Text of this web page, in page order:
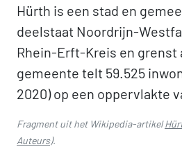
Hürth is een stad en
deelstaat Noordrijn-
Rhein-Erft-Kreis en grenst
gemeente telt 59.525
2020) op een oppervlakte
Fragment uit het Wikipedia-artikel
Auteurs).